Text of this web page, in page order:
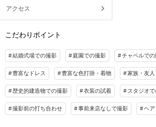
アクセス
こだわりポイント
結婚式場での撮影 庭園での撮影 チャペルでの
豊富なドレス 豊富な色打掛・着物 家族・友
歴史的建造物での撮影 衣装の試着 スタジオ
撮影前の打ち合わせ 事前来店なしで撮影 ヘア